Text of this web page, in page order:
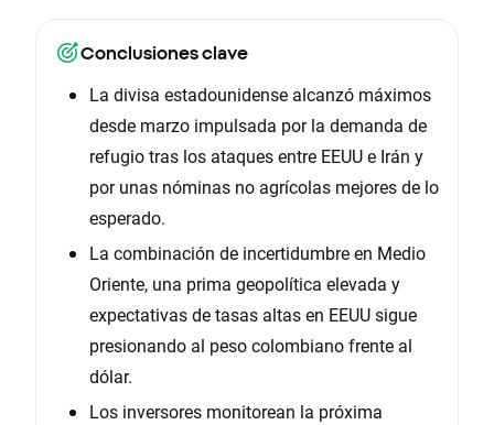
Conclusiones clave
La divisa estadounidense alcanzó máximos
desde marzo impulsada por la demanda de
refugio tras los ataques entre EEUU e Irán y
por unas nóminas no agrícolas mejores de lo
esperado.
La combinación de incertidumbre en Medio
Oriente, una prima geopolítica elevada y
expectativas de tasas altas en EEUU sigue
presionando al peso colombiano frente al
dólar.
Los inversores monitorean la próxima